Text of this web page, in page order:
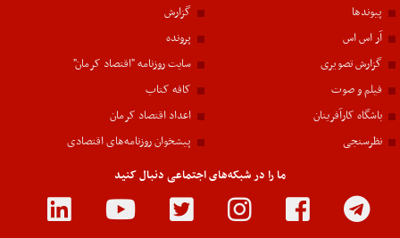
پیوندها
آر اس اس
گزارش
پرونده
گزارش تصویری
فیلم و صوت
باشگاه کارآفرینان
نظرسنجی
سایت روزنامه "اقتصاد کرمان"
کافه کتاب
اعداد اقتصاد کرمان
پیشخوان روزنامه‌های اقتصادی
ما را در شبکه‌های اجتماعی دنبال کنید